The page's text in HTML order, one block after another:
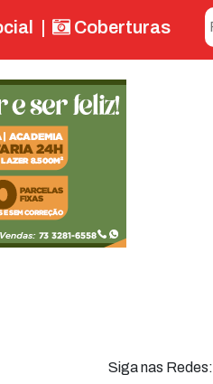
Coberturas
Siga nas Redes: